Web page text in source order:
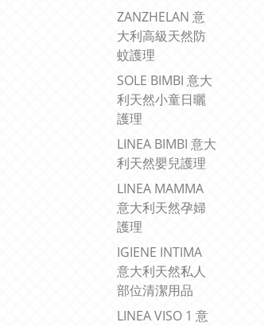
ZANZHELAN 意
大利高級天然防
蚊護理
SOLE BIMBI 意大
利天然小童日曬
護理
LINEA BIMBI 意大
利天然嬰兒護理
LINEA MAMMA
意大利天然孕婦
護理
IGIENE INTIMA
意大利天然私人
部位清潔用品
LINEA VISO 1 意